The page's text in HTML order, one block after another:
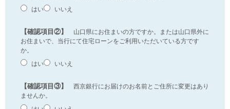
はい
いいえ
【確認項目②】
山口県にお住まいの方ですか。または山口県外に
お住まいで、当行にて住宅ローンをご利用いただいている方です
か。
はい
いいえ
【確認項目③】
西京銀行にお届けのお名前とご住所に変更はあり
ませんか。